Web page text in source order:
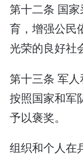
第十二条 国
育，增强公民
光荣的良好社
第十三条 军人
按照国家和军
予以褒奖。
组织和个人在